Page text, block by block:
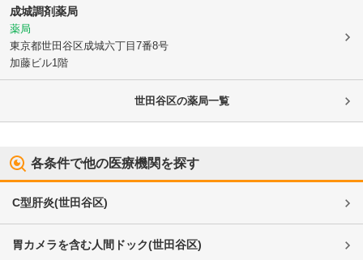
成城調剤薬局
薬局
東京都世田谷区成城六丁目7番8号
加藤ビル1階
世田谷区の薬局一覧
各条件で他の医療機関を探す
C型肝炎(世田谷区)
胃カメラを含む人間ドック(世田谷区)